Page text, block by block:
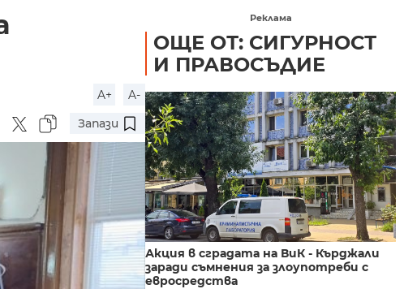
A+
A-
Запази
Реклама
ОЩЕ ОТ: СИГУРНОСТ
И ПРАВОСЪДИЕ
Акция в сградата на ВиК - Кърджали
заради съмнения за злоупотреби с
евросредства